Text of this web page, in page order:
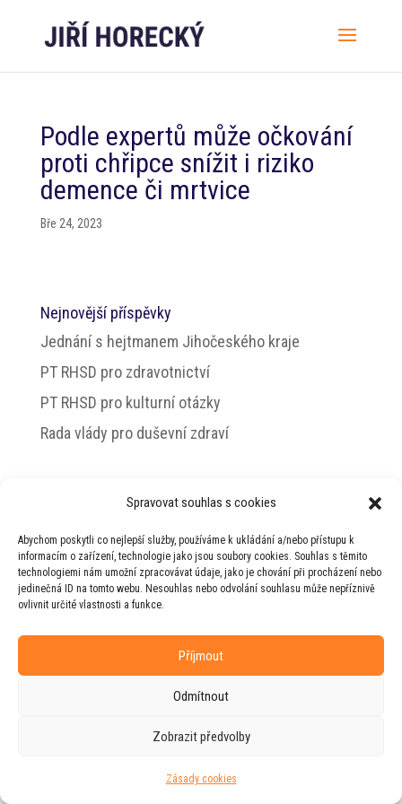
Spravovat souhlas s cookies
Abychom poskytli co nejlepší služby, používáme k ukládání a/nebo přístupu k
informacím o zařízení, technologie jako jsou soubory cookies. Souhlas s těmito
technologiemi nám umožní zpracovávat údaje, jako je chování při procházení nebo
jedinečná ID na tomto webu. Nesouhlas nebo odvolání souhlasu může nepříznivě
ovlivnit určité vlastnosti a funkce.
Příjmout
Odmítnout
Zobrazit předvolby
Zásady cookies
Podle expertů může očkování
proti chřipce snížit i riziko
demence či mrtvice
Bře 24, 2023
Nejnovější příspěvky
Jednání s hejtmanem Jihočeského kraje
PT RHSD pro zdravotnictví
PT RHSD pro kulturní otázky
Rada vlády pro duševní zdraví
Horeckého
Web vytvořila firmaRUDIve spolupráci s
agenturou